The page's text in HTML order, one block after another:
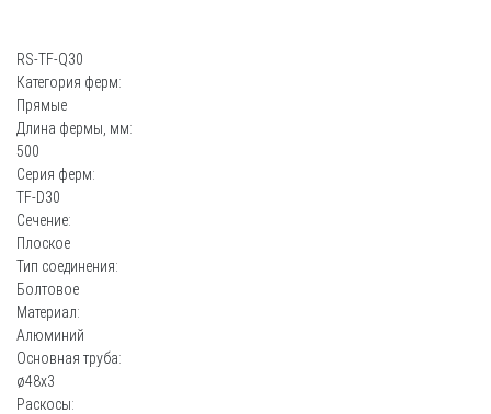
RS-TF-Q30
Категория ферм:
Прямые
Длина фермы, мм:
500
Серия ферм:
TF-D30
Сечение:
Плоское
Тип соединения:
Болтовое
Материал:
Алюминий
Основная труба:
ø48х3
Раскосы: